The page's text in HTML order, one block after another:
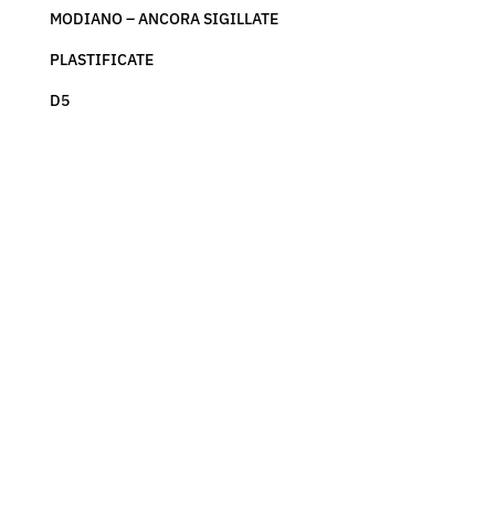
MODIANO – ANCORA SIGILLATE
PLASTIFICATE
D5